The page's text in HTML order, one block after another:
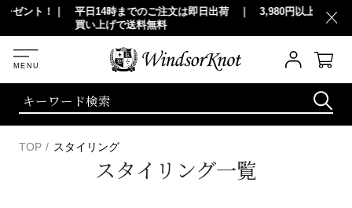
平日14時までのご注文は即日出荷 ｜ 3,980円以上（税込）のお
買い上げで送料無料
TOP スタイリング
スタイリング一覧